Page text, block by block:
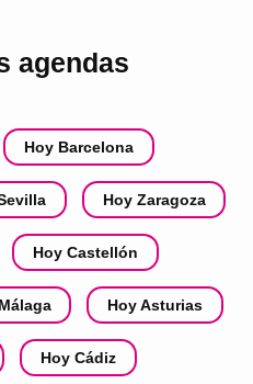
agendas
Hoy Barcelona
Hoy Zaragoza
Hoy Castellón
Hoy Asturias
Hoy Cádiz